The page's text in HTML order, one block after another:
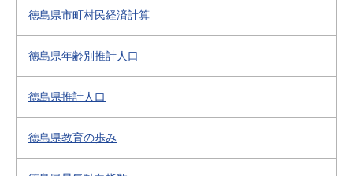
徳島県市町村民経済計算
徳島県年齢別推計人口
徳島県推計人口
徳島県教育の歩み